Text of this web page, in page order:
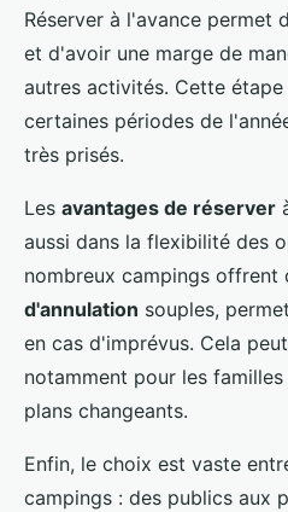
Réserver à l'avance permet
et d'avoir une marge de
autres activités. Cette
certaines périodes de
très prisés.
Les avantages de réserver
aussi dans la flexibilité des
nombreux campings offrent
d'annulation souples,
en cas d'imprévus. Cela
notamment pour les
plans changeants.
Enfin, le choix est vaste
campings : des publics aux